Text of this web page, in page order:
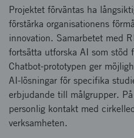
Projektet förväntas ha
förstärka organisationens
innovation. Samarbetet med
fortsätta utforska AI som stöd
Chatbot-prototypen ger
AI-lösningar för specifika
erbjudande till målgrupper.
personlig kontakt med
verksamheten.